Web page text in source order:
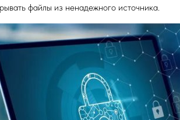
файлы из ненадежного источника.